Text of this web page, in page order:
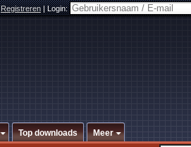
Registreren|Login:
Top downloads Meer